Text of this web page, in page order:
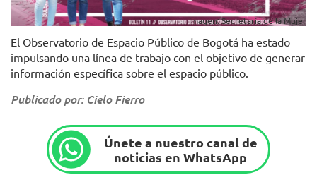
Imagen: Secretaría de la Mujer
El Observatorio de Espacio Público de Bogotá ha estado
impulsando una línea de trabajo con el objetivo de generar
información específica sobre el espacio público.
Publicado por: Cielo Fierro
Únete a nuestro canal de
noticias en WhatsApp